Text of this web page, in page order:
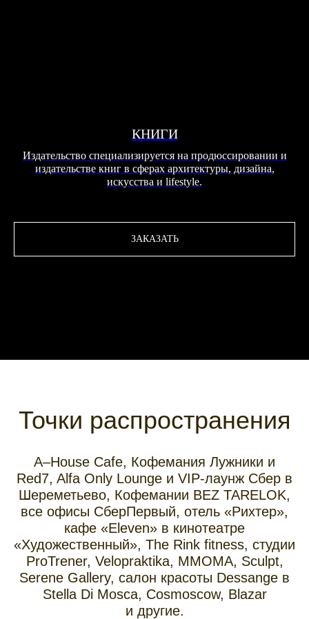
КНИГИ
Издательство специализируется на продюссировании и
издательстве книг в сферах архитектуры, дизайна,
искусства и lifestyle.
ЗАКАЗАТЬ
Точки распространения
A–House Cafe, Кофемания Лужники и
Red7, Alfa Only Lounge и VIP-лаунж Сбер в
Шереметьево, Кофемании BEZ TARELOK,
все офисы СберПервый, отель «Рихтер»,
кафе «Eleven» в кинотеатре
«Художественный», The Rink fitness, студии
ProTrener, Velopraktika, ММОМА, Sculpt,
Serene Gallery, салон красоты Dessange в
Stella Di Mosca, Сosmoscow, Blazar
и другие.